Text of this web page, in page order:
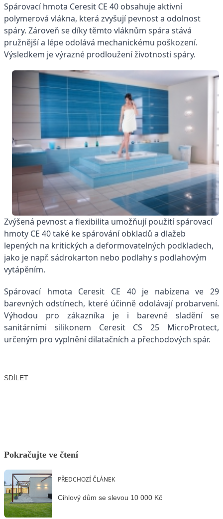
Spárovací hmota Ceresit CE 40 obsahuje aktivní
polymerová vlákna, která zvyšují pevnost a odolnost
spáry. Zároveň se díky těmto vláknům spára stává
pružnější a lépe odolává mechanickému poškození.
Výsledkem je výrazné prodloužení životnosti spáry.
Zvýšená pevnost a flexibilita umožňují použití spárovací
hmoty CE 40 také ke spárování obkladů a dlažeb
lepených na kritických a deformovatelných podkladech,
jako je např. sádrokarton nebo podlahy s podlahovým
vytápěním.
Spárovací hmota Ceresit CE 40 je nabízena ve 29
barevných odstínech, které účinně odolávají probarvení.
Výhodou pro zákazníka je i barevné sladění se
sanitárními silikonem Ceresit CS 25 MicroProtect,
určeným pro vyplnění dilatačních a přechodových spár.
SDÍLET
Pokračujte ve čtení
PŘEDCHOZÍ ČLÁNEK
Cihlový dům se slevou 10 000 Kč